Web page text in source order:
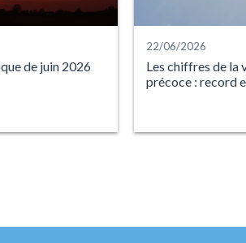
de juin 2026
22/06/2026
Les chiffres de la
précoce : record